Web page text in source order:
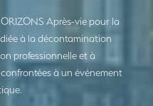
Après-vie pour la
à la décontamination
professionnelle et à
à un événement